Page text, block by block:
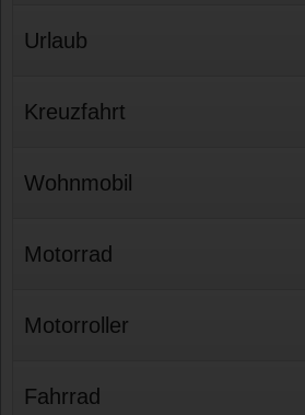
Urlaub
Kreuzfahrt
Wohnmobil
Motorrad
Motorroller
Fahrrad